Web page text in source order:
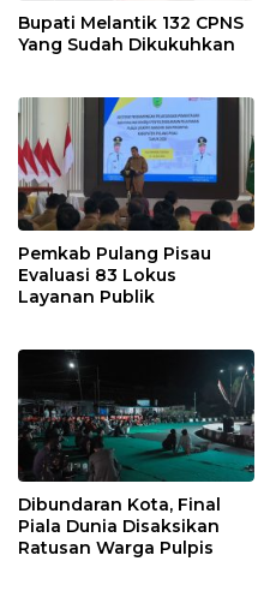
Bupati Melantik 132 CPNS
Yang Sudah Dikukuhkan
Pemkab Pulang Pisau
Evaluasi 83 Lokus
Layanan Publik
Dibundaran Kota, Final
Piala Dunia Disaksikan
Ratusan Warga Pulpis